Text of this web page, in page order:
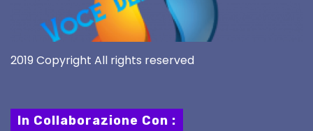
2019 Copyright All rights reserved
In Collaborazione Con :